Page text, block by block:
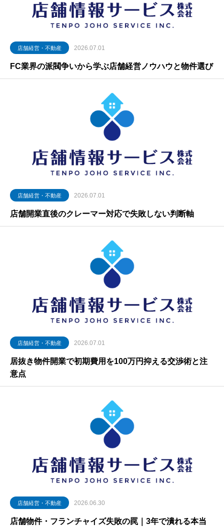
店舗経営・不動産 2026.07.01
FC業界の派閥争いから学ぶ店舗経営ノウハウと物件選び
店舗経営・不動産 2026.07.01
店舗開業直後のクレーマー対応で失敗しない判断軸
店舗経営・不動産 2026.07.01
居抜き物件開業で初期費用を100万円抑える交渉術と注
意点
店舗経営・不動産 2026.06.30
店舗物件・フランチャイズ失敗の罠｜3年で潰れる本当